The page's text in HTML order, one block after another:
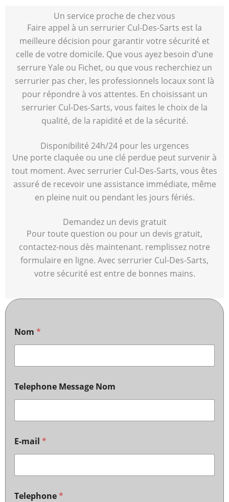
Un service proche de chez vous
Faire appel à un serrurier Cul-Des-Sarts est la
meilleure décision pour garantir votre sécurité et
celle de votre domicile. Que vous ayez besoin d’une
serrure Yale ou Fichet, ou que vous recherchiez un
serrurier pas cher, les professionnels locaux sont là
pour répondre à vos attentes. En choisissant un
serrurier Cul-Des-Sarts, vous faites le choix de la
qualité, de la rapidité et de la sécurité.
Disponibilité 24h/24 pour les urgences
Une porte claquée ou une clé perdue peut survenir à
tout moment. Avec serrurier Cul-Des-Sarts, vous êtes
assuré de recevoir une assistance immédiate, même
en pleine nuit ou pendant les jours fériés.
Demandez un devis gratuit
Pour toute question ou pour un devis gratuit,
contactez-nous dès maintenant. remplissez notre
formulaire en ligne. Avec serrurier Cul-Des-Sarts,
votre sécurité est entre de bonnes mains.
Nom *
Telephone Message Nom
E-mail *
Telephone*